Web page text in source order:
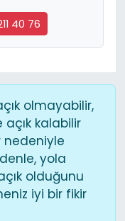
40 76
olmayabilir,
açık kalabilir
yola
olduğunu
iyi bir fikir